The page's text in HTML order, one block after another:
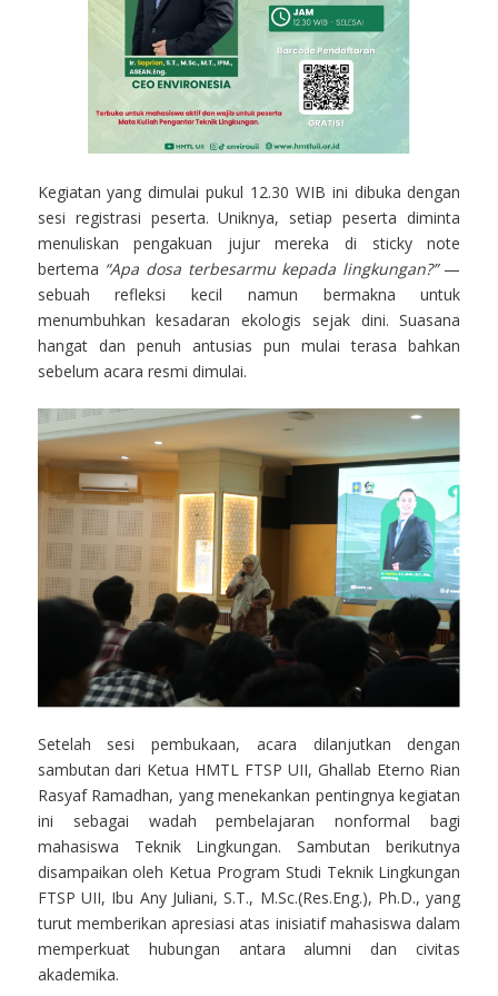
Kegiatan yang dimulai pukul 12.30 WIB ini dibuka dengan
sesi registrasi peserta. Uniknya, setiap peserta diminta
menuliskan pengakuan jujur mereka di sticky note
bertema “Apa dosa terbesarmu kepada lingkungan?”—
sebuah refleksi kecil namun bermakna untuk
menumbuhkan kesadaran ekologis sejak dini. Suasana
hangat dan penuh antusias pun mulai terasa bahkan
sebelum acara resmi dimulai.
Setelah sesi pembukaan, acara dilanjutkan dengan
sambutan dari Ketua HMTL FTSP UII, Ghallab Eterno Rian
Rasyaf Ramadhan, yang menekankan pentingnya kegiatan
ini sebagai wadah pembelajaran nonformal bagi
mahasiswa Teknik Lingkungan. Sambutan berikutnya
disampaikan oleh Ketua Program Studi Teknik Lingkungan
FTSP UII, Ibu Any Juliani, S.T., M.Sc.(Res.Eng.), Ph.D., yang
turut memberikan apresiasi atas inisiatif mahasiswa dalam
memperkuat hubungan antara alumni dan civitas
akademika.